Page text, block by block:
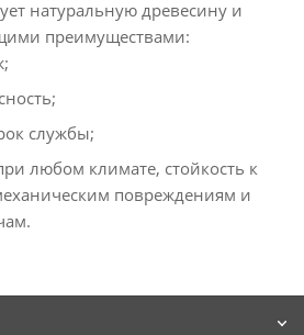
натуральную древесину и
преимуществами:
службы;
любом климате, стойкость к
повреждениям и